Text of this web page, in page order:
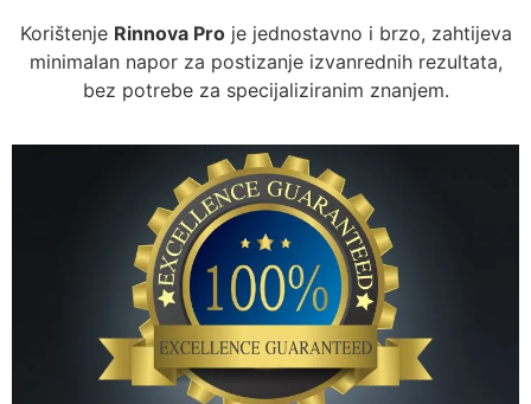
Korištenje Rinnova Proje jednostavno i brzo, zahtijeva
minimalan napor za postizanje izvanrednih rezultata,
bez potrebe za specijaliziranim znanjem.